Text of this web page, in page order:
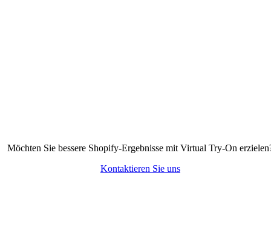
Möchten Sie bessere Shopify-Ergebnisse mit Virtual Try-On
Kontaktieren Sie uns